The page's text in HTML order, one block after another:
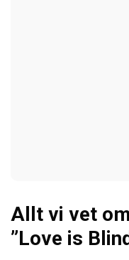
Allt vi vet
”Love is